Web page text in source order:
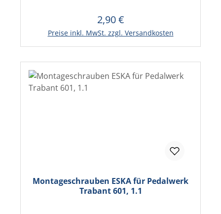
Regulärer Preis:
2,90 €
Preise inkl. MwSt. zzgl. Versandkosten
In den Warenkorb
Montageschrauben ESKA für Pedalwerk
Trabant 601, 1.1